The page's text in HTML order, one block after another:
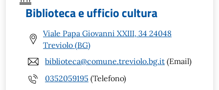
Biblioteca e ufficio cultura
Viale Papa Giovanni XXIII, 34 24048
Treviolo (BG)
biblioteca@comune.treviolo.bg.it (Email)
0352059195 (Telefono)